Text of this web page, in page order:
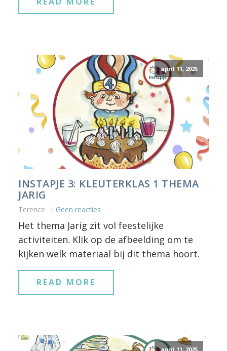
april 11, 2025
INSTAPJE 3: KLEUTERKLAS 1 THEMA
JARIG
Terence Geen reacties
Het thema Jarig zit vol feestelijke
activiteiten. Klik op de afbeelding om te
kijken welk materiaal bij dit thema hoort.
READ MORE
april 11, 2025